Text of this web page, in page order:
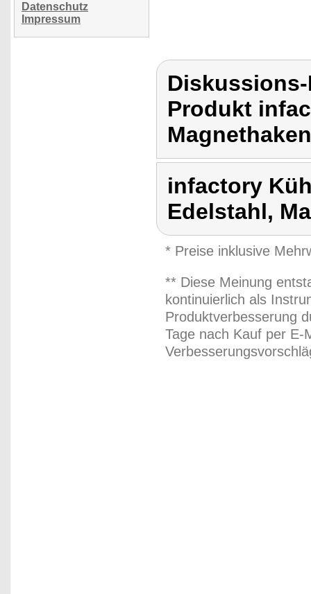
Datenschutz
Impressum
Produkt
infactory
Edelstahl,
* Preise inklusive
** Diese Meinung
kontinuierlich als
Produktverbesserung
Tage nach Kauf per E-